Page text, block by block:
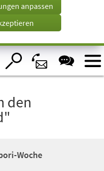
anpassen
den
Woche